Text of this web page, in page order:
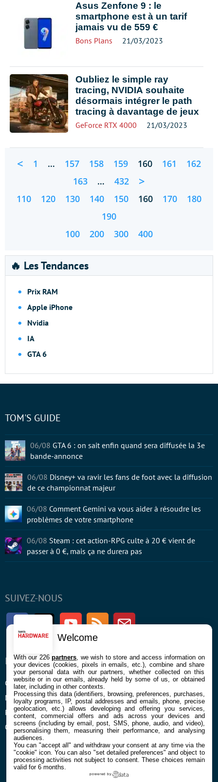
Asus Zenfone 9 : le
smartphone est à un tarif
jamais vu de 559 €
Bons Plans 21/03/2023
Oubliez le simple ray
tracing, NVIDIA souhaite
désormais intégrer le path
tracing à davantage de jeux
GeForce RTX 4000 21/03/2023
< 1 … 157 158 159 160 161
162
163
… 432 >
110 120 130 140 150 160 170
180
190
100
200 300 400
🔥 Les Tendances
Prix RAM
Apple iPhone
Nvidia
IA
GTA 6
SUIVEZ-NOUS
FacebookTwitter Youtube RSS Newsletter
ENTREPRISE
Confidentialité et Cookies
Mentions légales et CGU
Préférences Cookies
Qui sommes nous
À PROPOS
Contact
TOM'S GUIDE
06/08 GTA 6 : on sait enfin quand sera diffusée la 3e
bande-annonce
06/08 Disney+ va ravir les fans de foot avec la diffusion
de ce championnat majeur
06/08 Comment Gemini va vous aider à résoudre les
problèmes de votre smartphone
06/08 Steam : cet action-RPG culte à 20 € vient de
passer à 0 €, mais ça ne durera pas
Welcome
With our 226partners , we wish to store and access information on
your devices (cookies, pixels in emails, etc.), combine and share
your personal data with our partners, whether collected on this
website or in our emails, already held by some of us, or obtained
later, including in other contexts.
Processing this data (identifiers, browsing, preferences, purchases,
loyalty programs, IP, postal addresses and emails, phone, precise
geolocation, etc.) allows developing and offering you services,
content, commercial offers and ads across your devices and
screens (including by email, post, SMS, phone, audio, and video),
personalising them, measuring their performance, and analysing
audiences.
You can "accept all" and withdraw your consent at any time via the
"cookie" icon. You can also "set detailed preferences" and object to
processing activities not subject to consent. These choices remain
valid for 6 months.
powered by